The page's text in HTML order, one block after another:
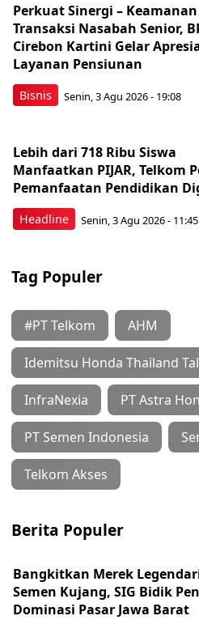
Bisnis
Perkuat Sinergi – Keamanan
Transaksi Nasabah Senior,
Cirebon Kartini Gelar
Layanan Pensiunan
Senin, 3 Agu 2026 - 19:08
Headline
Lebih dari 718 Ribu Siswa
Manfaatkan PIJAR, Telkom
Pemanfaatan Pendidikan
Senin, 3 Agu 2026 - 11:45
Tag Populer
#PT Telkom AHM
Idemitsu Honda Thailand
InfraNexia PT Astra
PT Semen Indonesia
Telkom Akses
Berita Populer
Bangkitkan Merek
Semen Kujang, SIG Bidik
Dominasi Pasar Jawa Barat